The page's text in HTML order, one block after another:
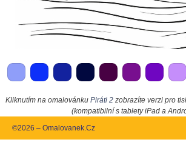
Kliknutím na omalovánku Piráti 2zobrazíte verzi pro
(kompatibilní s tablety iPad a
©2026 – Omalovanek.Cz